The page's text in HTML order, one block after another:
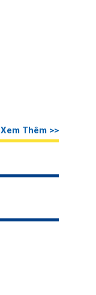
Xem Thêm >>